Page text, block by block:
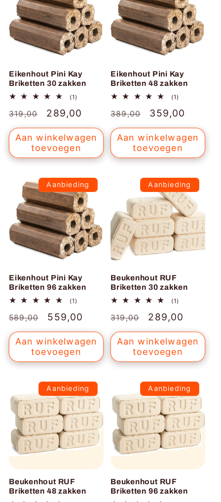
Eikenhout Pini Kay
Briketten 30 zakken
(1)
aantal
Normale
prijs
319,00 Aanbiedingsprijs
289,00
Aan winkelwagen
toevoegen
Eikenhout Pini Kay
Briketten 48 zakken
(1)
aantal
Normale
prijs
389,00 359,00
Aan winkelwagen
toevoegen
Aanbieding
Eikenhout Pini Kay
Briketten 96 zakken
(1)
aantal
Normale
prijs
589,00 Aanbiedingsprijs
559,00
Aan winkelwagen
toevoegen
Aanbieding
Beukenhout RUF
Briketten 30 zakken
(1)
aantal
Normale
prijs
319,00 289,00
Aan winkelwagen
toevoegen
Aanbieding
Beukenhout RUF
Briketten 48 zakken
Aanbieding
Beukenhout RUF
Briketten 96 zakken